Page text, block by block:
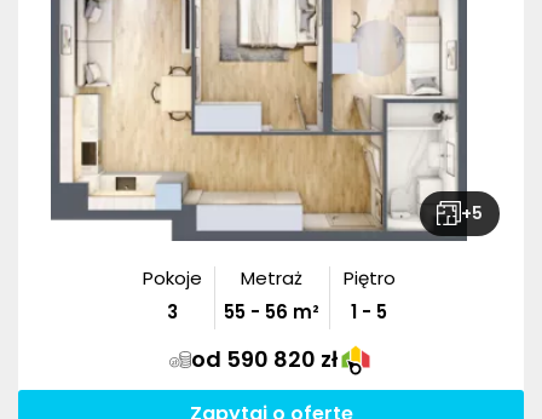
+5
Pokoje
3
Metraż
55- 56 m²
Piętro
1 - 5
od 590 820 zł
Zapytaj o ofertę